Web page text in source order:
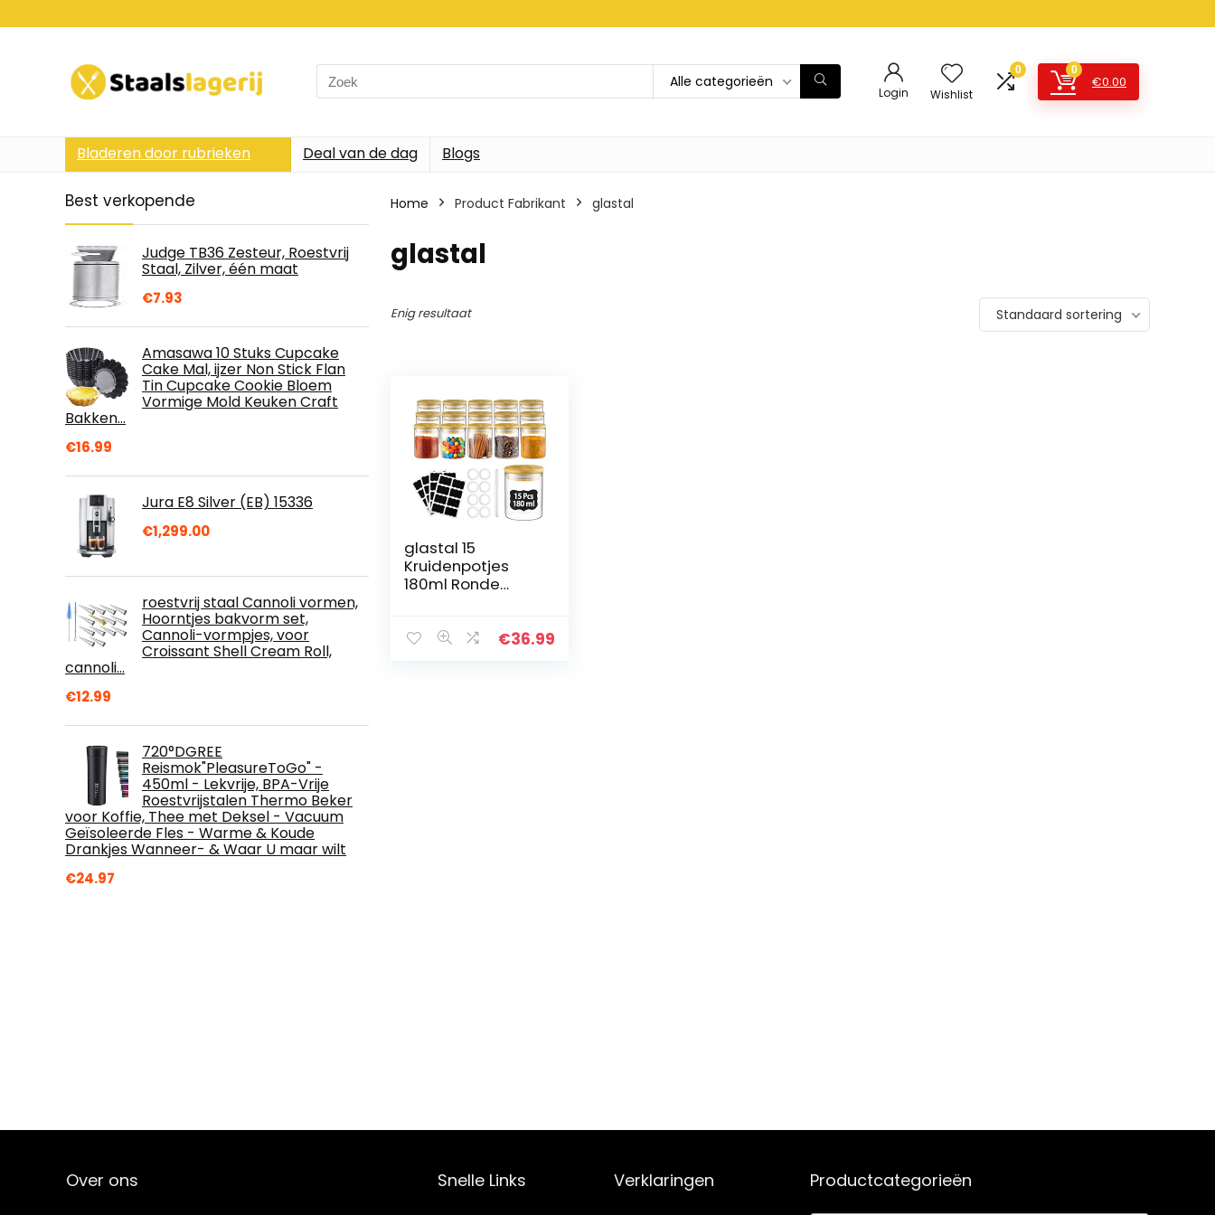
Search
for:
Alle categorieën
Login Wishlist
0 0
€0.00
Bladeren door rubrieken Deal van de dag Blogs
Best verkopende
Judge TB36 Zesteur, Roestvrij
Staal, Zilver, één maat
€7.93
Amasawa 10 Stuks Cupcake
Cake Mal, ijzer Non Stick Flan
Tin Cupcake Cookie Bloem
Vormige Mold Keuken Craft
Bakken…
€16.99
Jura E8 Silver (EB) 15336
€1,299.00
roestvrij staal Cannoli vormen,
Hoorntjes bakvorm set,
Cannoli-vormpjes, voor
Croissant Shell Cream Roll,
cannoli…
€12.99
720°DGREE
Reismok"PleasureToGo" -
450ml - Lekvrije, BPA-Vrije
Roestvrijstalen Thermo Beker
voor Koffie, Thee met Deksel - Vacuum
Geïsoleerde Fles - Warme & Koude
Drankjes Wanneer- & Waar U maar wilt
€24.97
Home Product Fabrikant glastal
glastal
Enig resultaat Standaard sortering
glastal 15
Kruidenpotjes
180ml Ronde
Bamboe Deksel
€36.99
Over ons Snelle Links Verklaringen Productcategorieën